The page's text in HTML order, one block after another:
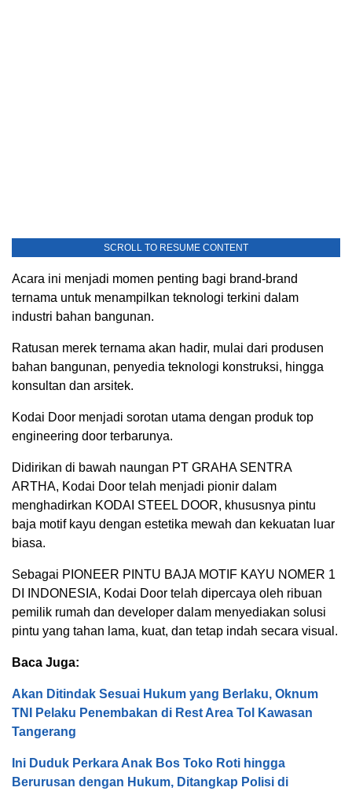
SCROLL TO RESUME CONTENT
Acara ini menjadi momen penting bagi brand-brand
ternama untuk menampilkan teknologi terkini dalam
industri bahan bangunan.
Ratusan merek ternama akan hadir, mulai dari produsen
bahan bangunan, penyedia teknologi konstruksi, hingga
konsultan dan arsitek.
Kodai Door menjadi sorotan utama dengan produk top
engineering door terbarunya.
Didirikan di bawah naungan PT GRAHA SENTRA
ARTHA, Kodai Door telah menjadi pionir dalam
menghadirkan KODAI STEEL DOOR, khususnya pintu
baja motif kayu dengan estetika mewah dan kekuatan luar
biasa.
Sebagai PIONEER PINTU BAJA MOTIF KAYU NOMER 1
DI INDONESIA, Kodai Door telah dipercaya oleh ribuan
pemilik rumah dan developer dalam menyediakan solusi
pintu yang tahan lama, kuat, dan tetap indah secara visual.
Baca Juga:
Akan Ditindak Sesuai Hukum yang Berlaku, Oknum
TNI Pelaku Penembakan di Rest Area Tol Kawasan
Tangerang
Ini Duduk Perkara Anak Bos Toko Roti hingga
Berurusan dengan Hukum, Ditangkap Polisi di